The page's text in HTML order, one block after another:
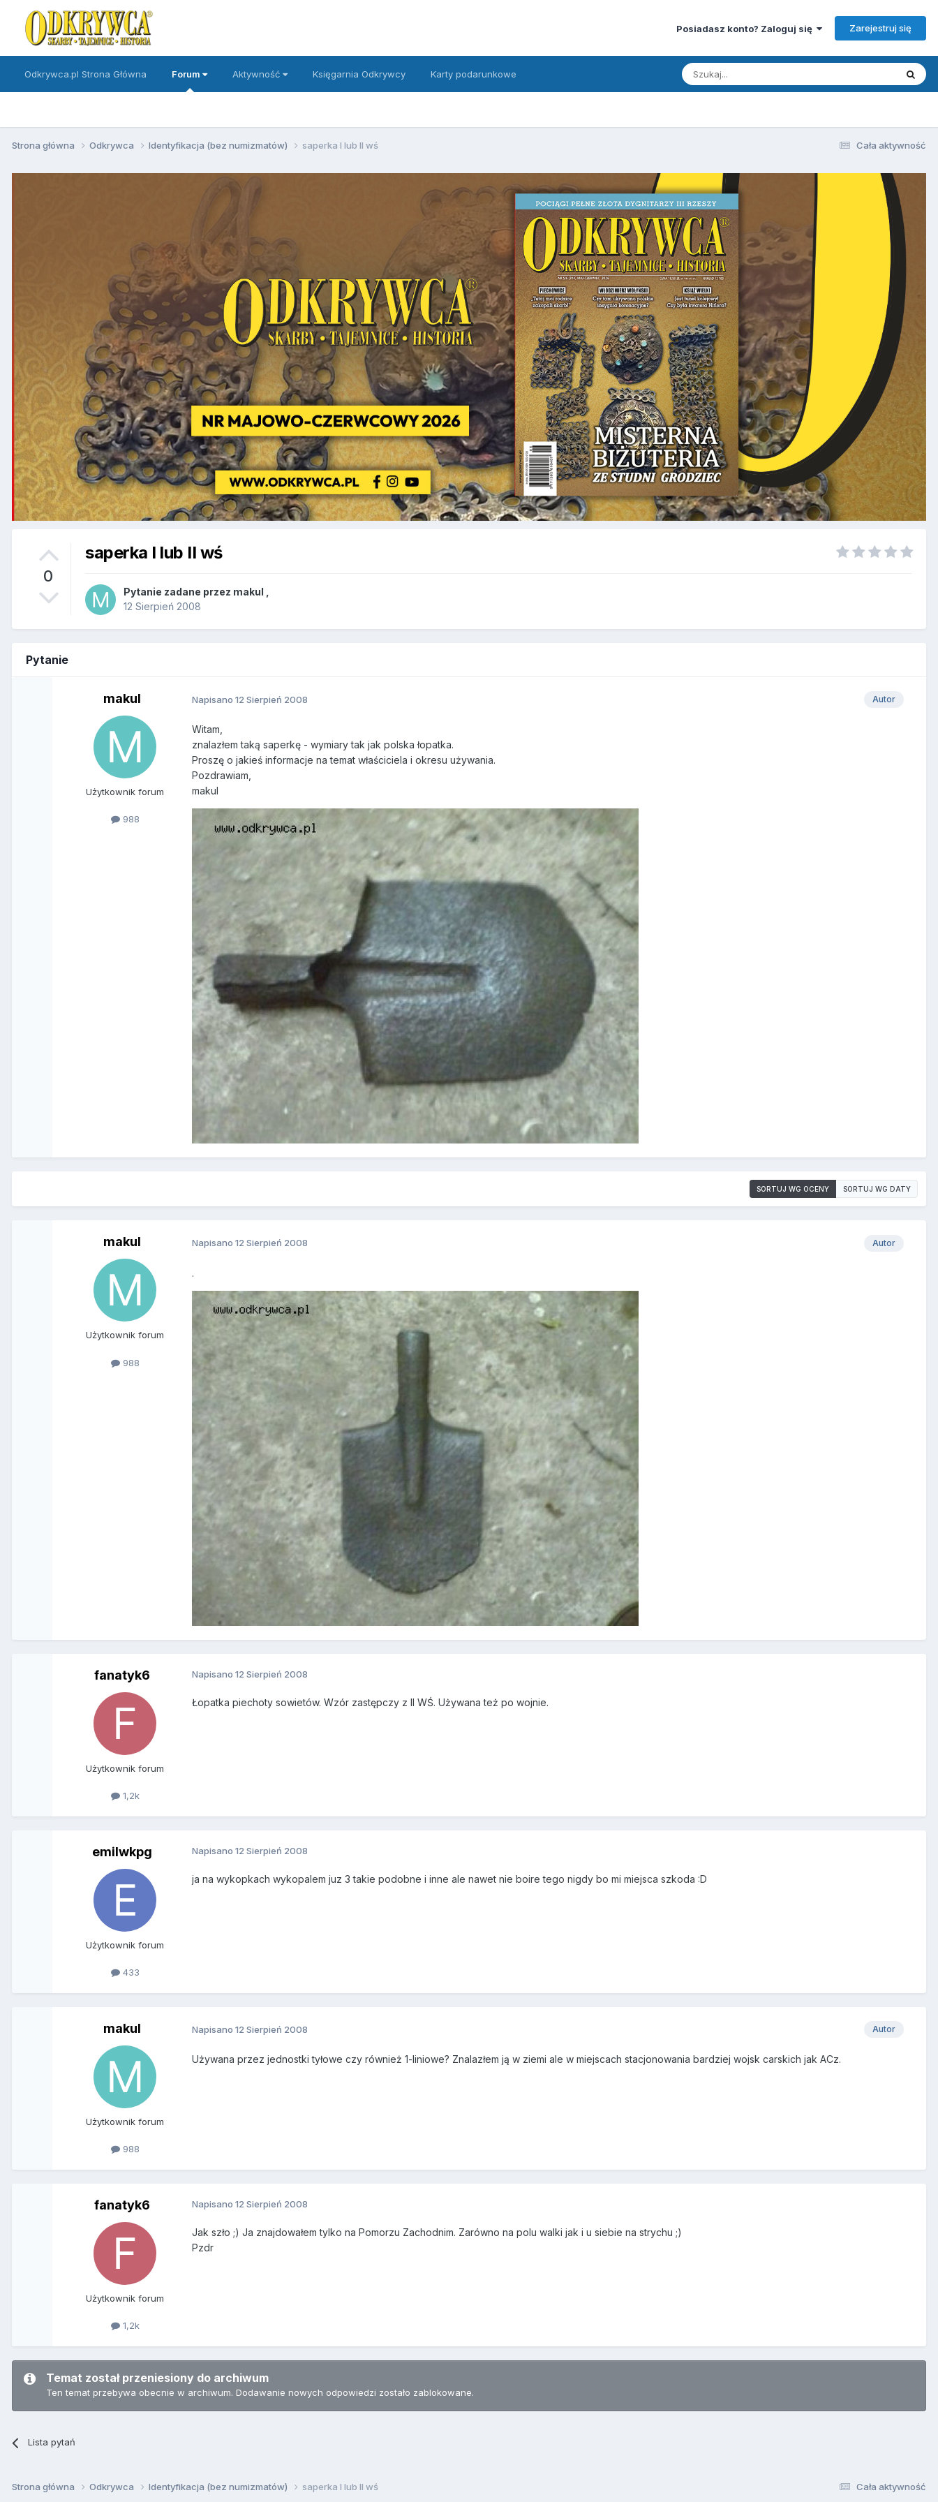
Posiadasz konto? Zaloguj się Zarejestruj się
Odkrywca.pl Strona Główna Forum Aktywność Księgarnia Odkrywcy Karty podarunkowe
Cała aktywność
Strona główna Odkrywca Identyfikacja (bez numizmatów) saperka I lub II wś
0
saperka I lub II wś
Pytanie zadane przez makul
12 Sierpień 2008
Pytanie
makul
Użytkownik forum
988
Autor
Napisano12 Sierpień 2008
Witam,
znalazłem taką saperkę - wymiary tak jak polska łopatka.
Proszę o jakieś informacje na temat właściciela i okresu używania.
Pozdrawiam,
makul
SORTUJ WG OCENY SORTUJ WG DATY
makul
Użytkownik forum
988
Autor
Napisano12 Sierpień 2008
.
fanatyk6
Użytkownik forum
1,2k
Napisano12 Sierpień 2008
Łopatka piechoty sowietów. Wzór zastępczy z II WŚ. Używana też po wojnie.
emilwkpg
Użytkownik forum
433
Napisano12 Sierpień 2008
ja na wykopkach wykopalem juz 3 takie podobne i inne ale nawet nie boire tego nigdy bo mi miejsca szkoda :D
makul
Użytkownik forum
988
Autor
Napisano12 Sierpień 2008
Używana przez jednostki tyłowe czy również 1-liniowe? Znalazłem ją w ziemi ale w miejscach stacjonowania bardziej wojsk carskich jak ACz.
fanatyk6
Użytkownik forum
1,2k
Napisano12 Sierpień 2008
Jak szło ;) Ja znajdowałem tylko na Pomorzu Zachodnim. Zarówno na polu walki jak i u siebie na strychu ;)
Pzdr
Temat został przeniesiony do archiwum
Ten temat przebywa obecnie w archiwum. Dodawanie nowych odpowiedzi zostało zablokowane.
Lista pytań
Cała aktywność
Strona główna Odkrywca Identyfikacja (bez numizmatów) saperka I lub II wś